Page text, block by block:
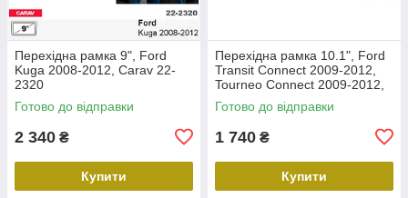
Перехідна рамка 9", Ford
Kuga 2008-2012, Carav 22-
2320
Готово до відправки
2 340 ₴
Купити
Перехідна рамка 10.1", Ford
Transit Connect 2009-2012,
Tourneo Connect 2009-2012,
Carav 22-2305
Готово до відправки
1 740 ₴
Купити